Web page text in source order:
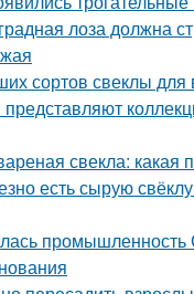
лоза должна
сортов свеклы для
представляют
свекла: какая
есть сырую
промышленность